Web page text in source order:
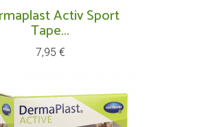
Activ Sport
Tape...
Prix
7,95 €